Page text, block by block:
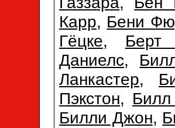
Карр, Бени
Гёцке, Берт
Даниелс,
Ланкастер,
Пэкстон,
Билли Джон,